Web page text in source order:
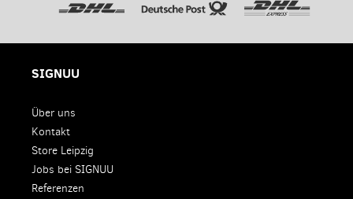
SIGNUU
Über uns
Kontakt
Store Leipzig
Jobs bei SIGNUU
Referenzen